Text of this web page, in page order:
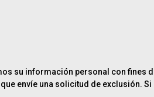
su información personal con fines
envíe una solicitud de exclusión.